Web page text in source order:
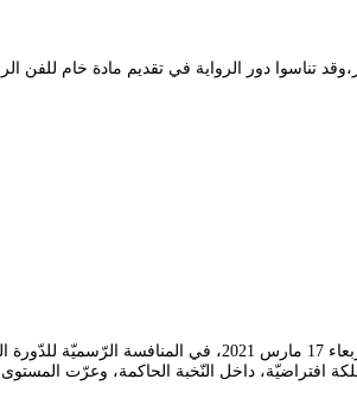
دور الرواية في تقديم مادة خام للفن
شارك المسرح الجهويّ “محمود تريكي” لولاية قالمة،
افتراضيّة، داخل النّخبة الحاكمة، وعرّت